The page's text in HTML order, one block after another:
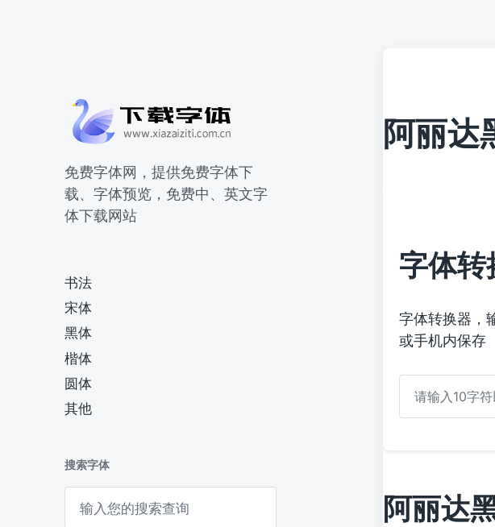
免费字体网，提供免费字体下
载、字体预览，免费中、英文字
体下载网站
书法
宋体
黑体
楷体
圆体
其他
搜索字体
阿丽达
字体转
字体转换器，
或手机内保存
阿丽达